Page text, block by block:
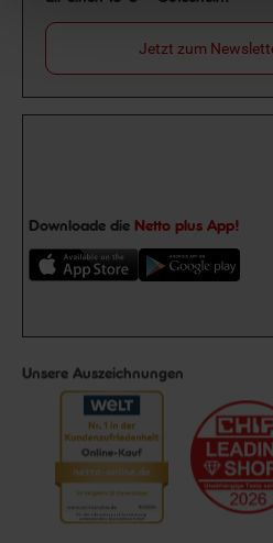
Jetzt zum
Downloade die Netto plus App!
Unsere Auszeichnungen